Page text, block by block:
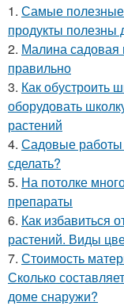
1. Самые полезные
продукты полезны
2. Малина садовая
правильно
3. Как обустроить
оборудовать
растений
4. Садовые
сделать?
5. На потолке
препараты
6. Как избавиться
растений. Виды
7. Стоимость
Сколько
доме снаружи?